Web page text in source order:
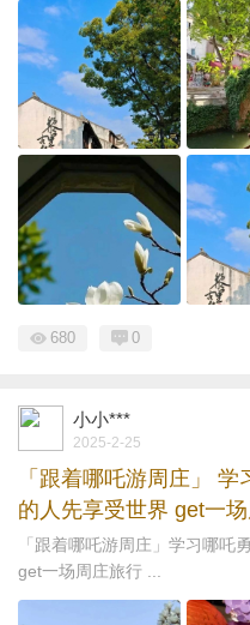
680 0
小小***
2025-2-25
「跟着哪吒游周庄」
的人先享受世界 get一
「跟着哪吒游周庄」学习哪吒
get一场周庄旅行 ...